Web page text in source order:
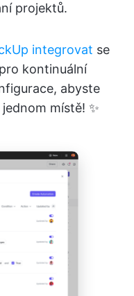
projektů.
integrovat se
kontinuální
abyste
místě! ✨